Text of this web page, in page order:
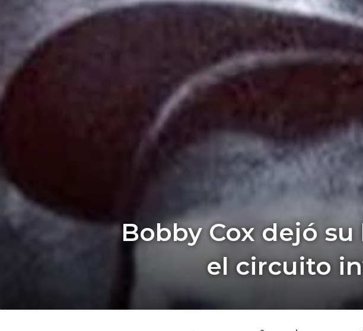
Bobby Cox dejó
el circuito